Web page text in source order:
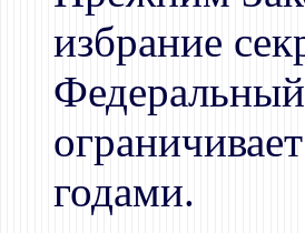
избрание
годами.